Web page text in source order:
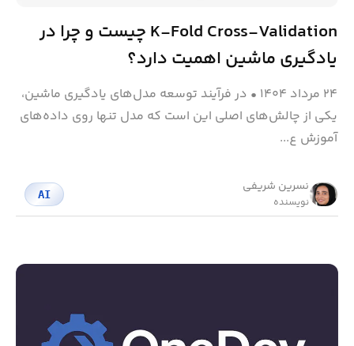
K-Fold Cross-Validation چیست و چرا در
یادگیری ماشین اهمیت دارد؟
۲۴ مرداد ۱۴۰۴ • در فرآیند توسعه مدل‌های یادگیری ماشین،
یکی از چالش‌های اصلی این است که مدل تنها روی داده‌های
آموزش ع...
نسرین شریفی
نویسنده
AI